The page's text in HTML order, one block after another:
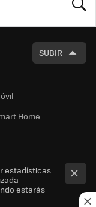
SUBIR
Home
estadísticas
estarás